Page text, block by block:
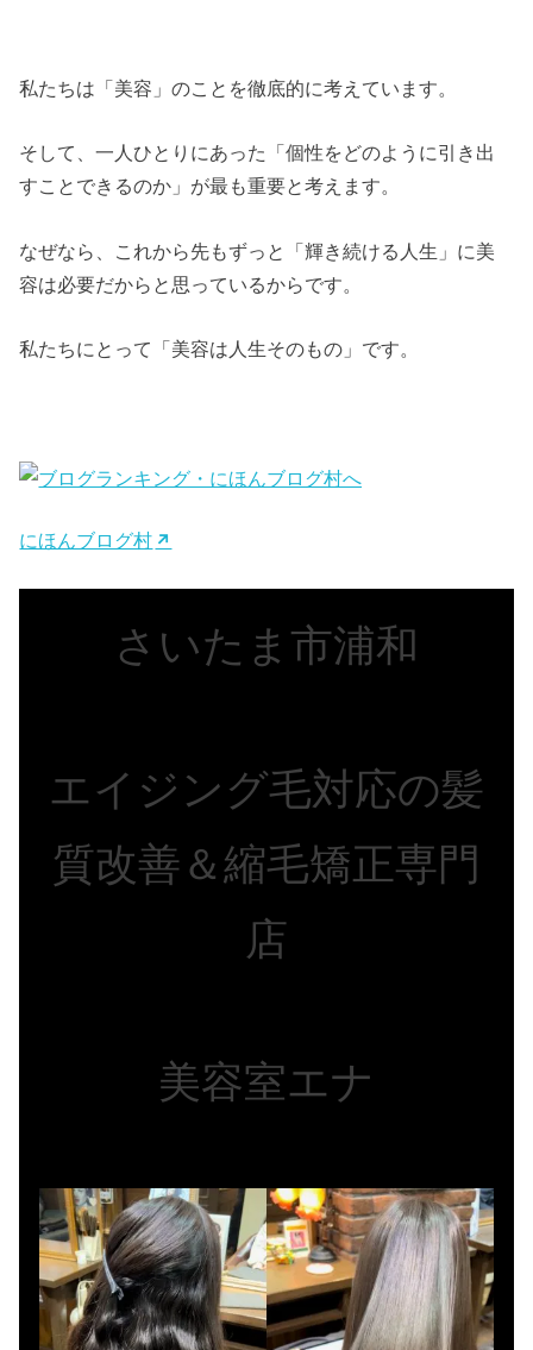
私たちは「美容」のことを徹底的に考えています。
そして、一人ひとりにあった「個性をどのように引き出
すことできるのか」が最も重要と考えます。
なぜなら、これから先もずっと「輝き続ける人生」に美
容は必要だからと思っているからです。
私たちにとって「美容は人生そのもの」です。
にほんブログ村
さいたま市浦和
エイジング毛対応の髪
質改善＆縮毛矯正専門
店
美容室エナ